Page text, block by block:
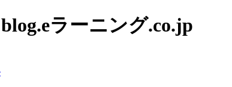
ラーニング.co.jp